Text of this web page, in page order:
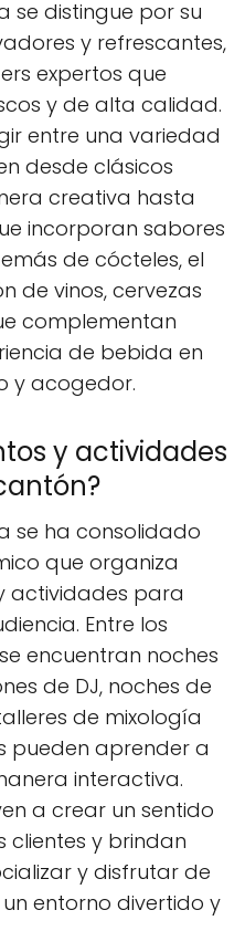
se distingue por su
y refrescantes,
expertos que
y de alta calidad.
entre una variedad
desde clásicos
creativa hasta
incorporan sabores
de cócteles, el
de vinos, cervezas
complementan
de bebida en
y acogedor.
y actividades
se ha consolidado
que organiza
actividades para
Entre los
encuentran noches
de DJ, noches de
de mixología
pueden aprender a
interactiva.
a crear un sentido
clientes y brindan
y disfrutar de
entorno divertido y